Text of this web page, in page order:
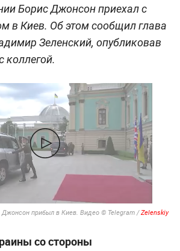
Борис Джонсон приехал с
в Киев. Об этом сообщил глава
Зеленский, опубликовав
коллегой.
прибыл в Киев. Видео © Telegram /Zelenskiy
со стороны